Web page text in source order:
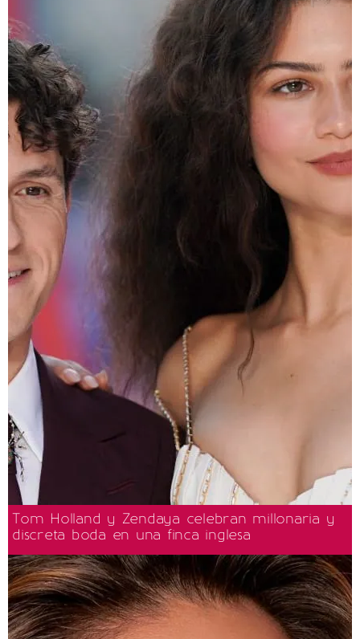
Tom Holland y Zendaya celebran millonaria y
discreta boda en una finca inglesa